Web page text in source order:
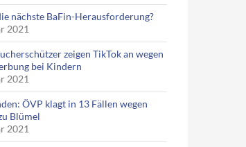
nächste BaFin-Herausforderung?
2021
zeigen TikTok an wegen
bei Kindern
2021
ÖVP klagt in 13 Fällen wegen
Blümel
2021